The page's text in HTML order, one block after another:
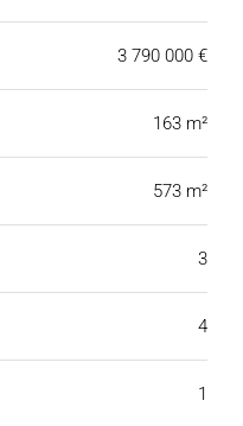
3 790 000 €
163 m²
573 m²
3
4
1